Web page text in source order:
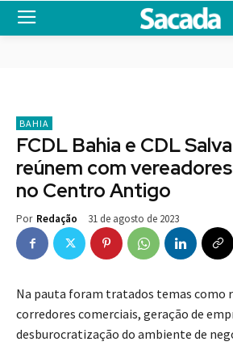
BAHIA
FCDL Bahia e CDL
reúnem com
no Centro Antigo
Por Redação 31 de agosto de 2023
Na pauta foram tratados temas como
corredores comerciais, geração de
desburocratização do ambiente de